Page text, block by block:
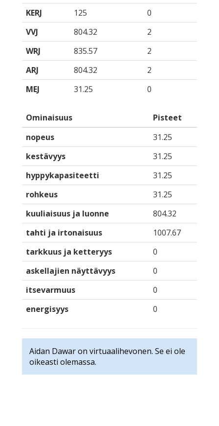
KERJ
125
0
VVJ
804.32
2
WRJ
835.57
2
ARJ
804.32
2
MEJ
31.25 0
Ominaisuus
Pisteet
nopeus
31.25
kestävyys
31.25
hyppykapasiteetti
31.25
rohkeus
31.25
kuuliaisuus ja luonne
804.32
tahti ja irtonaisuus
1007.67
tarkkuus ja ketteryys
0
askellajien näyttävyys
0
itsevarmuus
0
energisyys
0
Aidan Dawar on virtuaalihevonen. Se ei ole
oikeasti olemassa.